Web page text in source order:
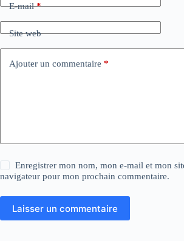
E-mail*
Site web
Ajouter un commentaire *
Enregistrer mon nom, mon e-mail et mon
navigateur pour mon prochain commentaire.
Laisser un commentaire